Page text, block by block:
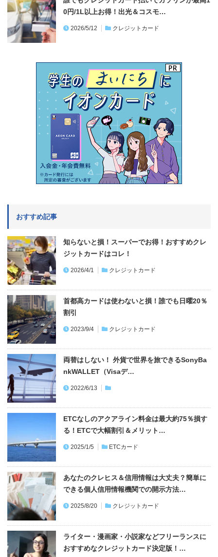
0円/1L以上お得！出光＆コスモ…
2026/5/12 クレジットカード
おすすめ記事
知らないと損！スーパーでお得！おすすめクレ
ジットカードはコレ！
2026/4/1 クレジットカード
首都高カードは使わないと損！誰でも日曜20％
割引
2023/9/4 クレジットカード
両替はしない！ 外貨で世界を旅できるSonyBa
nkWALLET（Visaデ…
2022/6/13
ETCなしのアクアライン料金は最大約75％損す
る！ETCで大幅割引＆メリット…
2025/1/5 ETCカード
あなたのクレヒス＆信用情報は大丈夫？簡単に
できる個人信用情報機関での開示方法…
2025/8/20 クレジットカード
ライター・漫画家・小説家などフリーランスに
おすすめなクレジットカード決定版！…